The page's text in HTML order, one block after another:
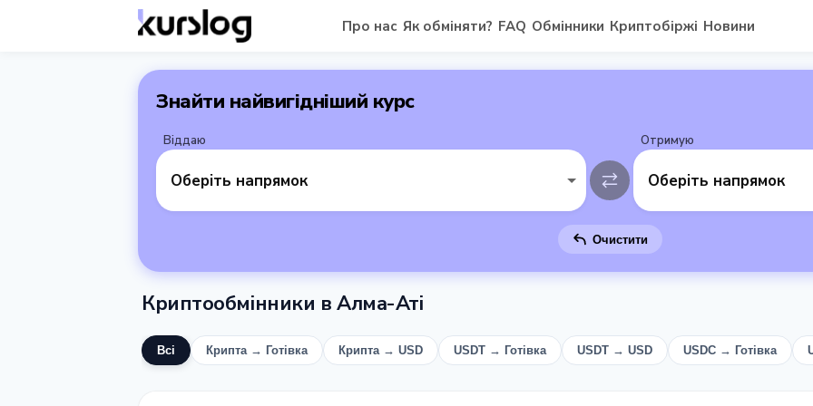
Про нас Як обміняти? FAQ Обмінники Криптобіржі Новини
Знайти найвигідніший курс
Віддаю
Оберіть напрямок
Отримую
Оберіть напрямок
Очистити
Криптообмінники в Алма-Аті
Всі Крипта → Готівка Крипта → USD USDT → Готівка USDT → USD USDC → Готівка